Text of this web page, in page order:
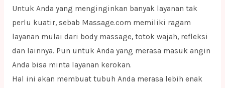
Untuk Anda yang menginginkan banyak layanan tak
perlu kuatir, sebab Massage.com memiliki ragam
layanan mulai dari body massage, totok wajah, refleksi
dan lainnya. Pun untuk Anda yang merasa masuk angin
Anda bisa minta layanan kerokan.
Hal ini akan membuat tubuh Anda merasa lebih enak